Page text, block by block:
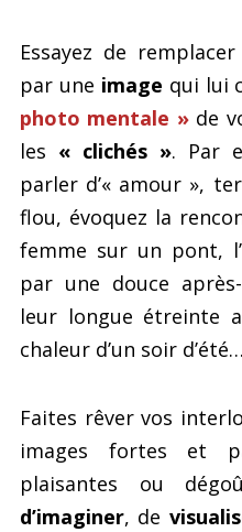
Essayez de
par une image qui lui
photo mentale »de
les « clichés ». Par
parler d’« amour »,
flou, évoquez la
femme sur un pont,
par une douce
leur longue étreinte
chaleur d’un soir d’été…
Faites rêver vos
images fortes et
plaisantes ou
d’imaginer, de